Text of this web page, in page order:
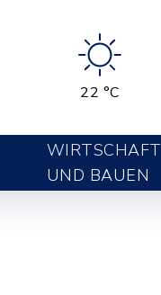
22 °C
WIRTSCHAFT
UND BAUEN